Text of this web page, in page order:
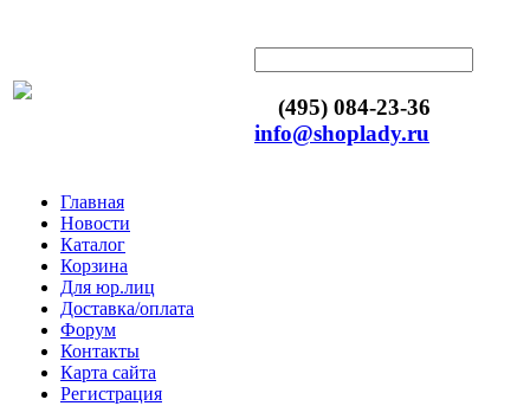
(495) 084-23-36
info@shoplady.ru
Главная
Новости
Каталог
Корзина
Для юр.лиц
Доставка/оплата
Форум
Контакты
Карта сайта
Регистрация